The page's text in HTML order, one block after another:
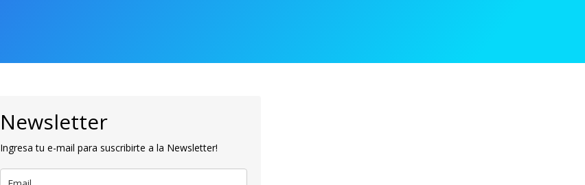
Newsletter
Ingresa tu e-mail para suscribirte a la Newsletter!